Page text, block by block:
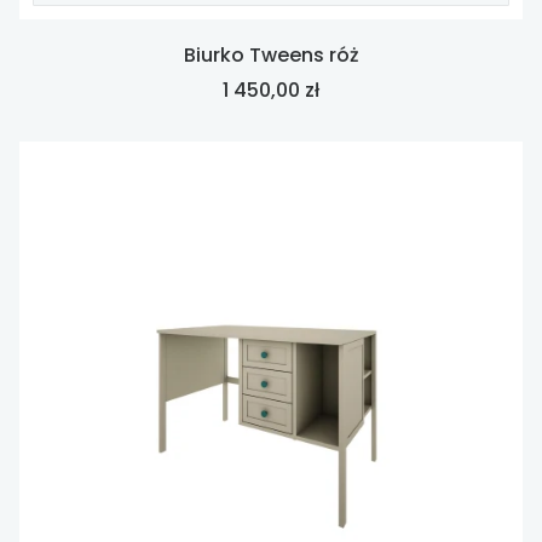
Biurko Tweens róż
Cena
1 450,00 zł